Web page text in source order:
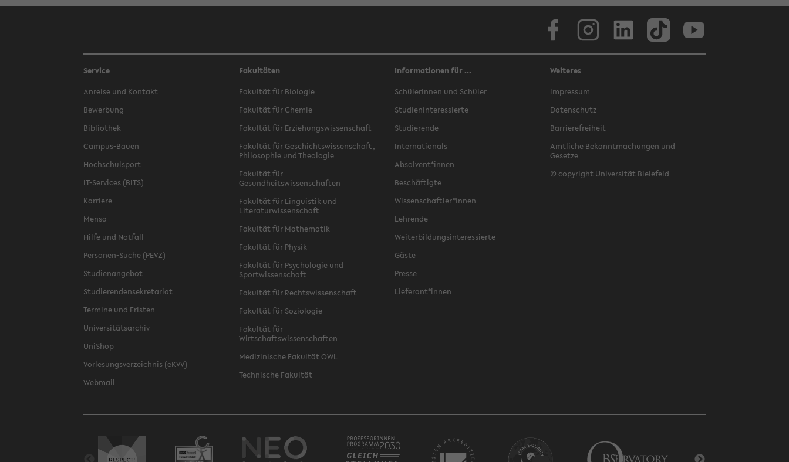
Service
Anreise und Kontakt
Bewerbung
Bibliothek
Campus-Bauen
Hochschulsport
IT-Services (BITS)
Karriere
Mensa
Hilfe und Notfall
Personen-Suche (PEVZ)
Studienangebot
Studierendensekretariat
Termine und Fristen
Universitätsarchiv
UniShop
Vorlesungsverzeichnis (eKVV)
Webmail
Fakultäten
Fakultät für Biologie
Fakultät für Chemie
Fakultät für Erziehungswissenschaft
Fakultät für Geschichtswissenschaft,
Philosophie und Theologie
Fakultät für
Gesundheitswissenschaften
Fakultät für Linguistik und
Literaturwissenschaft
Fakultät für Mathematik
Fakultät für Physik
Fakultät für Psychologie und
Sportwissenschaft
Fakultät für Rechtswissenschaft
Fakultät für Soziologie
Fakultät für
Wirtschaftswissenschaften
Medizinische Fakultät OWL
Technische Fakultät
Informationen für ...
Schülerinnen und Schüler
Studieninteressierte
Studierende
Internationals
Absolvent*innen
Beschäftigte
Wissenschaftler*innen
Lehrende
Weiterbildungsinteressierte
Gäste
Presse
Lieferant*innen
Weiteres
Impressum
Datenschutz
Barrierefreiheit
Amtliche Bekanntmachungen und
Gesetze
© copyright Universität Bielefeld